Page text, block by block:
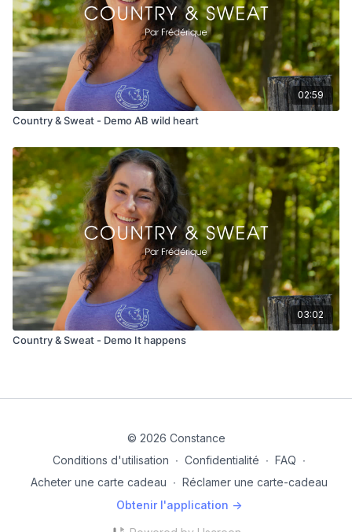
02:59
Country & Sweat - Demo AB wild heart
03:02
Country & Sweat - Demo It happens
© 2026 Constance
Conditions d'utilisation ∙ Confidentialité ∙ FAQ ∙
Acheter une carte cadeau ∙ Réclamer une carte-cadeau
Obtenir l'application ->